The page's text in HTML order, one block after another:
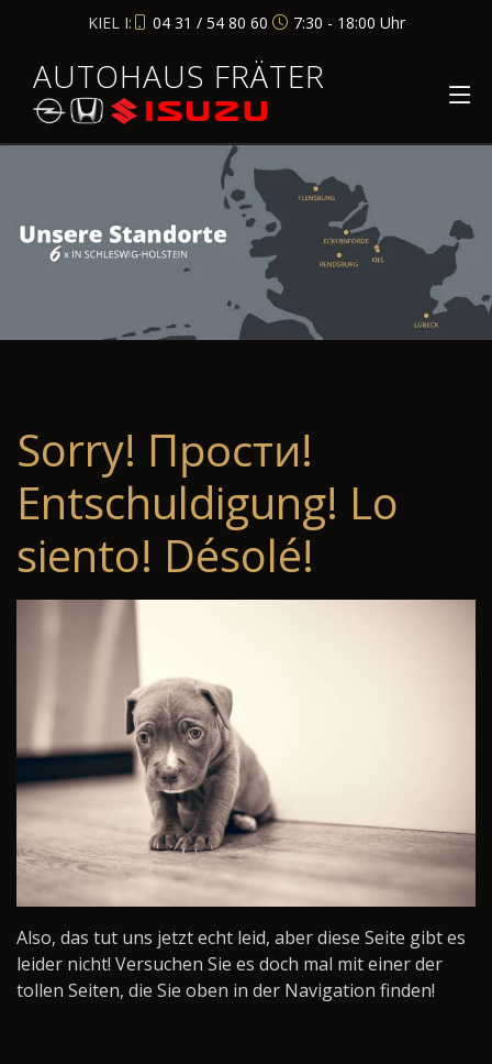
KIEL I: 04 31 / 54 80 60 7:30 - 18:00 Uhr
AUTOHAUS FRÄTER
Sorry! Прости!
Entschuldigung! Lo
siento! Désolé!
Also, das tut uns jetzt echt leid, aber diese Seite gibt es
leider nicht! Versuchen Sie es doch mal mit einer der
tollen Seiten, die Sie oben in der Navigation finden!